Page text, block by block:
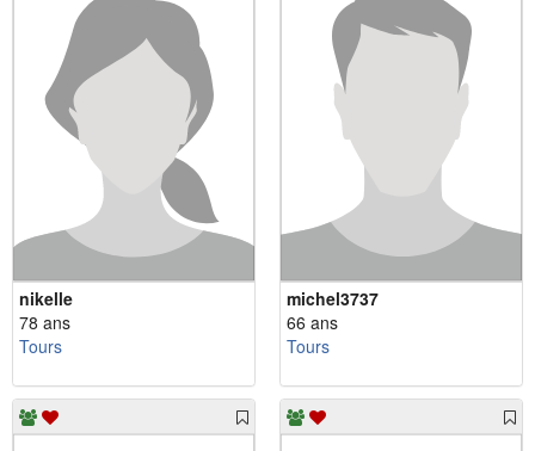
nikelle
78 ans
Tours
michel3737
66 ans
Tours